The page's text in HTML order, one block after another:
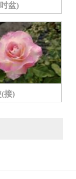
盆)
接)